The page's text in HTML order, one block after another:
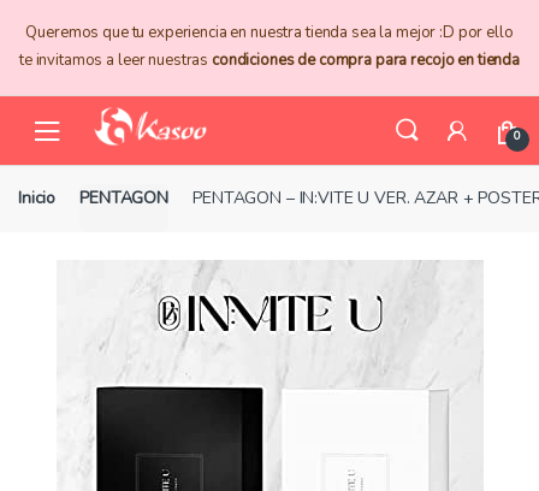
navigation
content
Queremos que tu experiencia en nuestra tienda sea la mejor :D por ello
te invitamos a leer nuestras condiciones de compra para recojo en tienda
0
Inicio PENTAGON PENTAGON – IN:VITE U VER. AZAR +